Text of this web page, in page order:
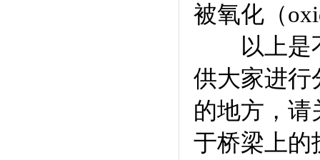
被氧化（
以上是不
供大家进行
的地方，
于桥梁上的